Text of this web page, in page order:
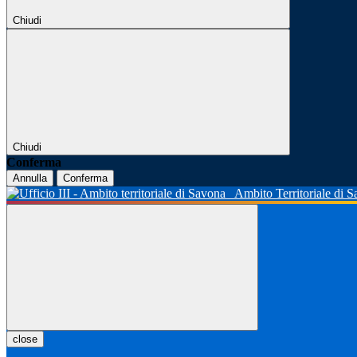
Chiudi
Chiudi
Conferma
Annulla Conferma
Ambito Territoriale di
close